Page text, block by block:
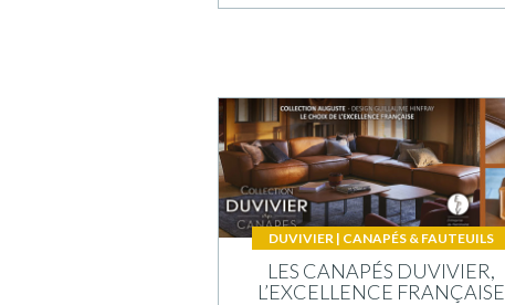
DUVIVIER | CANAPÉS & FAUTEUILS
LES CANAPÉS DUVIVIER,
L’EXCELLENCE FRANÇAISE